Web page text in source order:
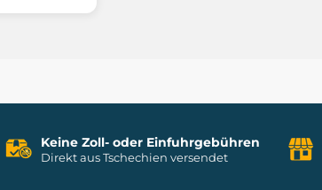
Keine Zoll- oder Einfuhrgebühren
Direkt aus Tschechien versendet